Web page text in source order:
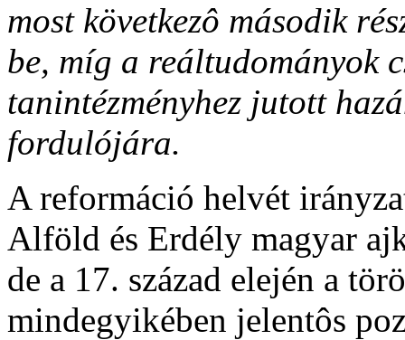
most következô második
be, míg a reáltudományok
tanintézményhez jutott
fordulójára.
A reformáció helvét
Alföld és Erdély magyar
de a 17. század elején a
mindegyikében jelentôs